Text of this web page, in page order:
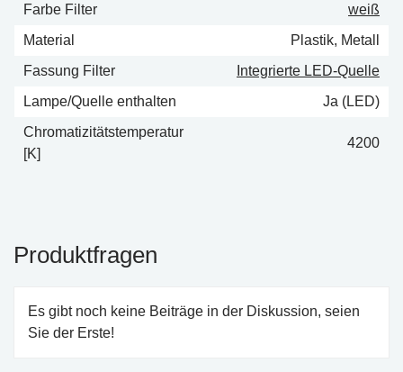
Farbe Filter
weiß
Material
Plastik, Metall
Fassung Filter
Integrierte LED-Quelle
Lampe/Quelle enthalten
Ja (LED)
Chromatizitätstemperatur
[K]
4200
Produktfragen
Es gibt noch keine Beiträge in der Diskussion, seien
Sie der Erste!